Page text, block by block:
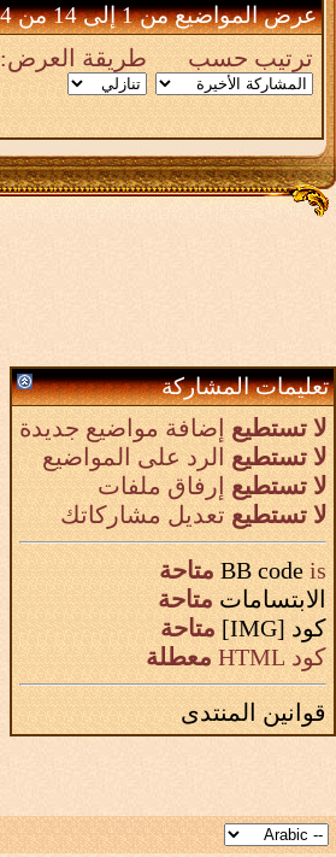
عرض المواضيع من 1 إلى 14 من 14
ترتيب حسب طريقة العرض:
تعليمات المشاركة
لا تستطيع إضافة مواضيع جديدة
لا تستطيع الرد على المواضيع
لا تستطيع إرفاق ملفات
لا تستطيع تعديل مشاركاتك
BB code is
متاحة
الابتسامات متاحة
كود [IMG]
متاحة
كود HTML
معطلة
قوانين المنتدى